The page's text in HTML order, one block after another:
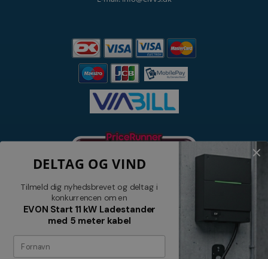
Nyhedsbrev
DELTAG OG VIND
Tilmeld dig nyhedsbrevet og deltag i
konkurrencen om en
EVON Start 11 kW Ladestander
med 5 meter kabel